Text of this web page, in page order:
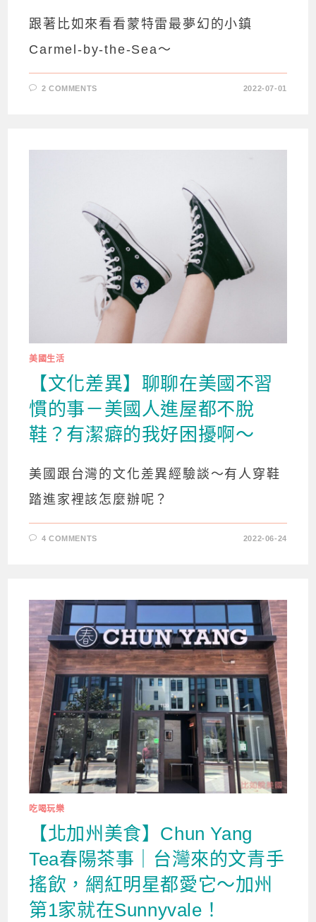
跟著比如來看看蒙特雷最夢幻的小鎮
Carmel-by-the-Sea～
2 COMMENTS 2022-07-01
美國生活
【文化差異】聊聊在美國不習
慣的事－美國人進屋都不脫
鞋？有潔癖的我好困擾啊～
美國跟台灣的文化差異經驗談～有人穿鞋
踏進家裡該怎麼辦呢？
4 COMMENTS 2022-06-24
吃喝玩樂
【北加州美食】Chun Yang
Tea春陽茶事｜台灣來的文青手
搖飲，網紅明星都愛它～加州
第1家就在Sunnyvale！